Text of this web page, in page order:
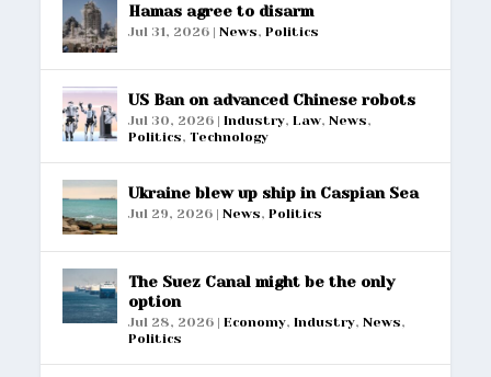
Hamas agree to disarm
Jul 31, 2026 |News,Politics
US Ban on advanced Chinese robots
Jul 30, 2026 |Industry,Law,News,
Politics,Technology
Ukraine blew up ship in Caspian Sea
Jul 29, 2026 |News,Politics
The Suez Canal might be the only
option
Jul 28, 2026 |Economy,Industry,News,
Politics